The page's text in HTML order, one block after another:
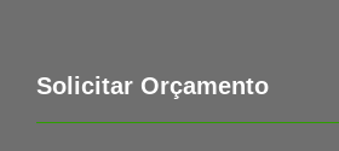
Solicitar Orçamento